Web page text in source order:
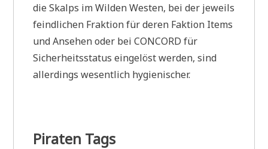
die Skalps im Wilden Westen, bei der jeweils
feindlichen Fraktion für deren Faktion Items
und Ansehen oder bei CONCORD für
Sicherheitsstatus eingelöst werden, sind
allerdings wesentlich hygienischer.
Piraten Tags